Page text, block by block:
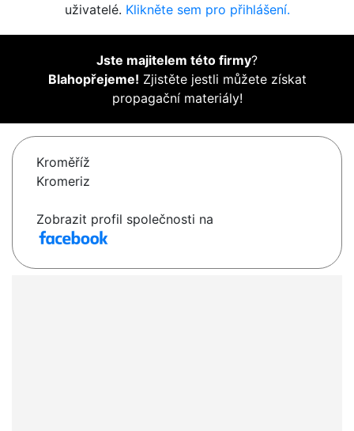
uživatelé. Klikněte sem pro přihlášení.
Jste majitelem této firmy?
Blahopřejeme! Zjistěte jestli můžete získat
propagační materiály!
Kroměříž
Kromeriz
Zobrazit profil společnosti na